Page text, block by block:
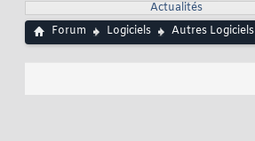
Actualités
Forum
Logiciels Autres Logiciels